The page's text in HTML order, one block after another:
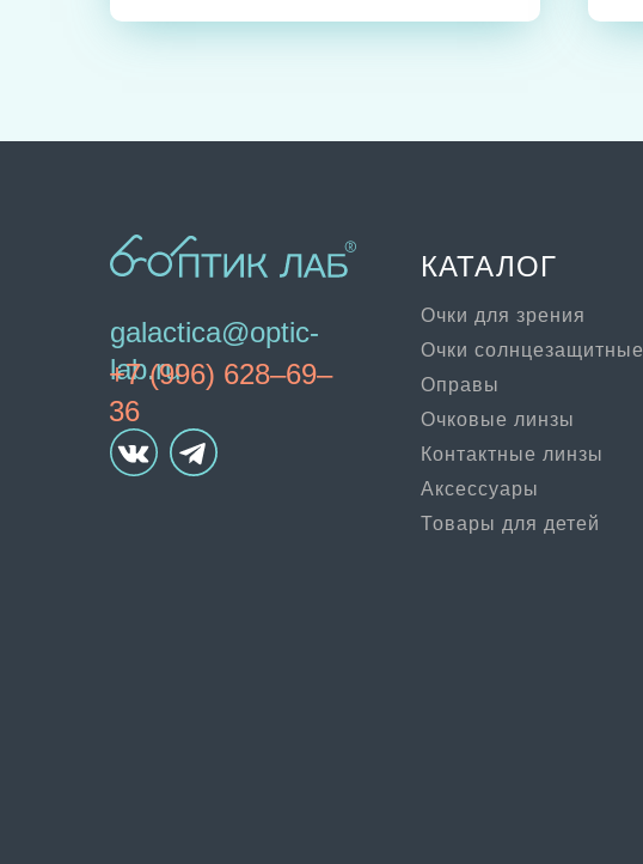
galactica@optic-
lab.ru
Очки для зрения
Очки солнцезащитные
Очковые линзы
Оправы
Контактные линзы
Аксессуары
Товары для детей
+7 (996) 628–69–
36
КАТАЛОГ